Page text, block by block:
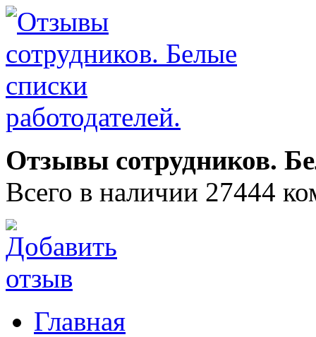
Отзывы сотрудников.
Всего в наличии 27444
Главная